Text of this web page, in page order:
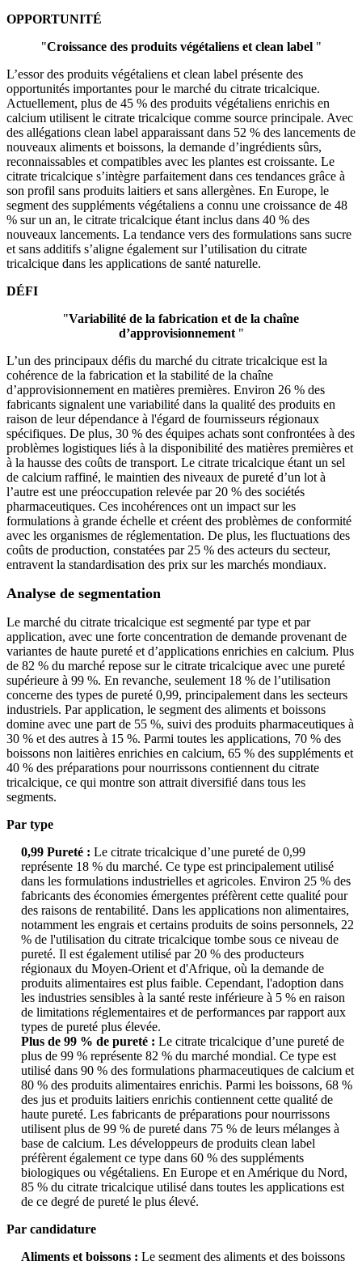
OPPORTUNITÉ
"Croissance des produits végétaliens et clean label "
L’essor des produits végétaliens et clean label présente des
opportunités importantes pour le marché du citrate tricalcique.
Actuellement, plus de 45 % des produits végétaliens enrichis en
calcium utilisent le citrate tricalcique comme source principale. Avec
des allégations clean label apparaissant dans 52 % des lancements de
nouveaux aliments et boissons, la demande d’ingrédients sûrs,
reconnaissables et compatibles avec les plantes est croissante. Le
citrate tricalcique s’intègre parfaitement dans ces tendances grâce à
son profil sans produits laitiers et sans allergènes. En Europe, le
segment des suppléments végétaliens a connu une croissance de 48
% sur un an, le citrate tricalcique étant inclus dans 40 % des
nouveaux lancements. La tendance vers des formulations sans sucre
et sans additifs s’aligne également sur l’utilisation du citrate
tricalcique dans les applications de santé naturelle.
DÉFI
"Variabilité de la fabrication et de la chaîne
d’approvisionnement "
L’un des principaux défis du marché du citrate tricalcique est la
cohérence de la fabrication et la stabilité de la chaîne
d’approvisionnement en matières premières. Environ 26 % des
fabricants signalent une variabilité dans la qualité des produits en
raison de leur dépendance à l'égard de fournisseurs régionaux
spécifiques. De plus, 30 % des équipes achats sont confrontées à des
problèmes logistiques liés à la disponibilité des matières premières et
à la hausse des coûts de transport. Le citrate tricalcique étant un sel
de calcium raffiné, le maintien des niveaux de pureté d’un lot à
l’autre est une préoccupation relevée par 20 % des sociétés
pharmaceutiques. Ces incohérences ont un impact sur les
formulations à grande échelle et créent des problèmes de conformité
avec les organismes de réglementation. De plus, les fluctuations des
coûts de production, constatées par 25 % des acteurs du secteur,
entravent la standardisation des prix sur les marchés mondiaux.
Analyse de segmentation
Le marché du citrate tricalcique est segmenté par type et par
application, avec une forte concentration de demande provenant de
variantes de haute pureté et d’applications enrichies en calcium. Plus
de 82 % du marché repose sur le citrate tricalcique avec une pureté
supérieure à 99 %. En revanche, seulement 18 % de l’utilisation
concerne des types de pureté 0,99, principalement dans les secteurs
industriels. Par application, le segment des aliments et boissons
domine avec une part de 55 %, suivi des produits pharmaceutiques à
30 % et des autres à 15 %. Parmi toutes les applications, 70 % des
boissons non laitières enrichies en calcium, 65 % des suppléments et
40 % des préparations pour nourrissons contiennent du citrate
tricalcique, ce qui montre son attrait diversifié dans tous les
segments.
Par type
0,99 Pureté : Le citrate tricalcique d’une pureté de 0,99
représente 18 % du marché. Ce type est principalement utilisé
dans les formulations industrielles et agricoles. Environ 25 % des
fabricants des économies émergentes préfèrent cette qualité pour
des raisons de rentabilité. Dans les applications non alimentaires,
notamment les engrais et certains produits de soins personnels, 22
% de l'utilisation du citrate tricalcique tombe sous ce niveau de
pureté. Il est également utilisé par 20 % des producteurs
régionaux du Moyen-Orient et d'Afrique, où la demande de
produits alimentaires est plus faible. Cependant, l'adoption dans
les industries sensibles à la santé reste inférieure à 5 % en raison
de limitations réglementaires et de performances par rapport aux
types de pureté plus élevée.
Plus de 99 % de pureté : Le citrate tricalcique d’une pureté de
plus de 99 % représente 82 % du marché mondial. Ce type est
utilisé dans 90 % des formulations pharmaceutiques de calcium et
80 % des produits alimentaires enrichis. Parmi les boissons, 68 %
des jus et produits laitiers enrichis contiennent cette qualité de
haute pureté. Les fabricants de préparations pour nourrissons
utilisent plus de 99 % de pureté dans 75 % de leurs mélanges à
base de calcium. Les développeurs de produits clean label
préfèrent également ce type dans 60 % des suppléments
biologiques ou végétaliens. En Europe et en Amérique du Nord,
85 % du citrate tricalcique utilisé dans toutes les applications est
de ce degré de pureté le plus élevé.
Par candidature
Aliments et boissons : Le segment des aliments et des boissons